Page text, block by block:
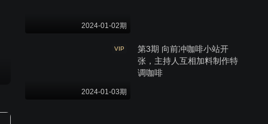
2024-01-02期
VIP
2024-01-03期
第3期 向前冲咖啡小站开
张，主持人互相加料制作特
调咖啡